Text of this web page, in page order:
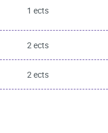
1 ects
2 ects
2 ects